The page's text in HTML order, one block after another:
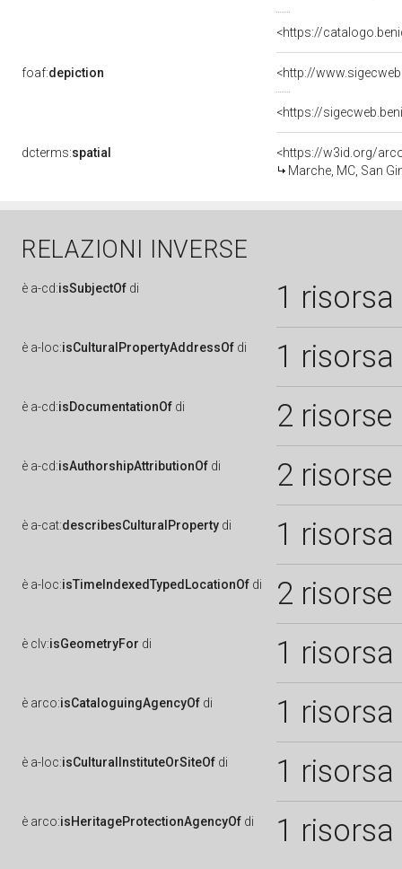
<https://
foaf:depiction <http://
<https://
dcterms:spatial
<https://w3id.org/
Marche, MC, San
RELAZIONI INVERSE
è a-cd:isSubjectOf di 1 risorsa
è a-loc:isCulturalPropertyAddressOf di 1 risorsa
è a-cd:isDocumentationOf di 2 risorse
è a-cd:isAuthorshipAttributionOf di 2 risorse
è a-cat:describesCulturalProperty di 1 risorsa
è a-loc:isTimeIndexedTypedLocationOf di 2 risorse
è clv:isGeometryFor di 1 risorsa
è arco:isCataloguingAgencyOf di 1 risorsa
è a-loc:isCulturalInstituteOrSiteOf di 1 risorsa
è arco:isHeritageProtectionAgencyOf di 1 risorsa